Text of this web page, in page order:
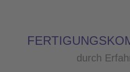
durch